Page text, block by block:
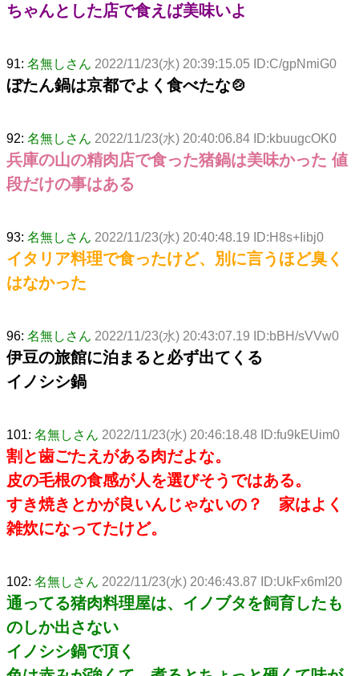
ちゃんとした店で食えば美味いよ
91: 名無しさん 2022/11/23(水) 20:39:15.05 ID:C/gpNmiG0
ぼたん鍋は京都でよく食べたな🍲
92: 名無しさん 2022/11/23(水) 20:40:06.84 ID:kbuugcOK0
兵庫の山の精肉店で食った猪鍋は美味かった 値
段だけの事はある
93: 名無しさん 2022/11/23(水) 20:40:48.19 ID:H8s+Iibj0
イタリア料理で食ったけど、別に言うほど臭く
はなかった
96: 名無しさん 2022/11/23(水) 20:43:07.19 ID:bBH/sVVw0
伊豆の旅館に泊まると必ず出てくる
イノシシ鍋
101: 名無しさん 2022/11/23(水) 20:46:18.48 ID:fu9kEUim0
割と歯ごたえがある肉だよな。
皮の毛根の食感が人を選びそうではある。
すき焼きとかが良いんじゃないの？ 家はよく
雑炊になってたけど。
102: 名無しさん 2022/11/23(水) 20:46:43.87 ID:UkFx6mI20
通ってる猪肉料理屋は、イノブタを飼育したも
のしか出さない
イノシシ鍋で頂く